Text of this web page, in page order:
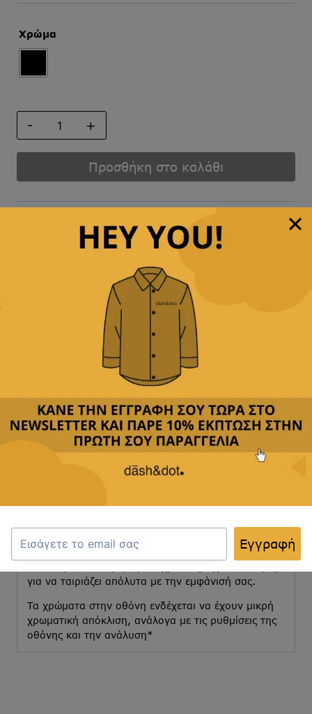
Χρώμα
ποσότητα
Προσθήκη στο καλάθι
Άμεση αποστολή& γρήγορη παράδοση
Παρέχουμε
δωρεάν μεταφορικά με αγορές άνω των
όλες τις πιστωτικές
Περιγραφή
Κριτικές(0)
Αποστολή & Επιστροφές
παπιγιόν μας, ιδανικό για κάθε επίσημη ή
υψηλής ποιότητας υλικά, προσφέρει άνεση και
στυλ.
για να ταιριάζει απόλυτα με την εμφάνισή σας.
Τα χρώματα στην οθόνη ενδέχεται να έχουν μικρή
χρωματική απόκλιση, ανάλογα με τις ρυθμίσεις της
οθόνης και την ανάλυση*
Εγγραφή